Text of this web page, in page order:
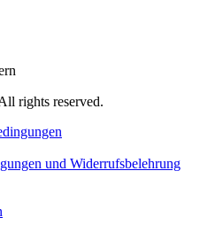
rights reserved.
und Widerrufsbelehrung